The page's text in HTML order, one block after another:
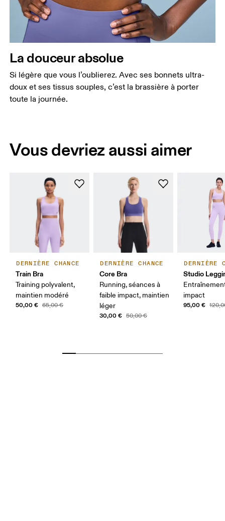
La douceur absolue
Si légère que vous l’oublierez. Avec ses bonnets ultra-
doux et ses tissus souples, c’est la brassière à porter
toute la journée.
Vous devriez aussi aimer
DERNIÈRE CHANCE
Train Bra
Training polyvalent,
maintien modéré
50,00 € 65,00 €
DERNIÈRE CHANCE
Core Bra
Running, séances à
faible impact, maintien
léger
30,00 € 50,00 €
DERNIÈRE
Studio
impact
95,00 €